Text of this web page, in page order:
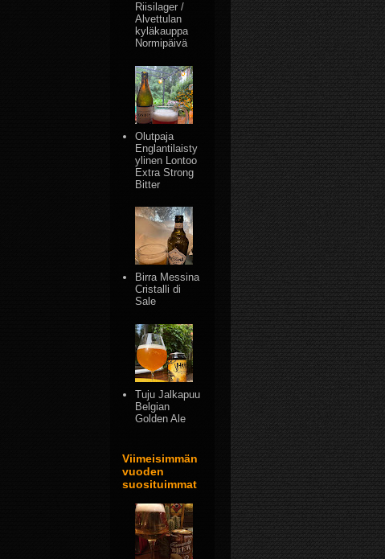
Riisilager /
Alvettulan
kyläkauppa
Normipäivä
Olutpaja
Englantilaisty
ylinen Lontoo
Extra Strong
Bitter
Birra Messina
Cristalli di
Sale
Tuju Jalkapuu
Belgian
Golden Ale
Viimeisimmän
vuoden
suosituimmat